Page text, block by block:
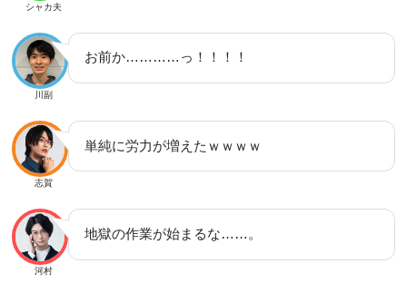
シャカ夫
川副
お前か…………っ！！！！
志賀
単純に労力が増えたｗｗｗｗ
河村
地獄の作業が始まるな……。